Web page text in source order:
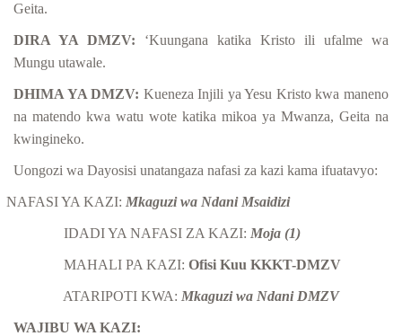
Geita.
DIRA YA DMZV: ‘Kuungana katika Kristo ili ufalme wa
Mungu utawale.
DHIMA YA DMZV: Kueneza Injili ya Yesu Kristo kwa maneno
na matendo kwa watu wote katika mikoa ya Mwanza, Geita na
kwingineko.
Uongozi wa Dayosisi unatangaza nafasi za kazi kama ifuatavyo:
NAFASI YA KAZI: Mkaguzi wa Ndani Msaidizi
IDADI YA NAFASI ZA KAZI: Moja (1)
MAHALI PA KAZI: Ofisi Kuu KKKT-DMZV
ATARIPOTI KWA: Mkaguzi wa Ndani DMZV
WAJIBU WA KAZI: